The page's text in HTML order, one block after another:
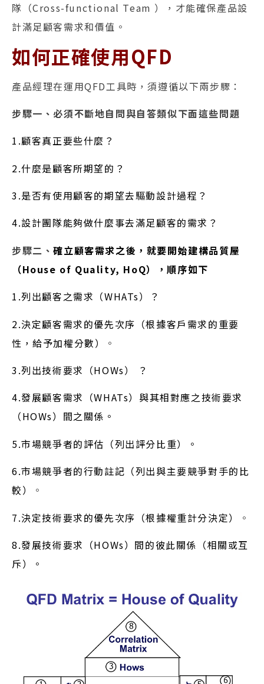
隊（Cross-functional Team ），才能確保產品設
計滿足顧客需求和價值。
如何正確使用QFD
產品經理在運用QFD工具時，須遵循以下兩步驟：
步驟一、必須不斷地自問與自答類似下面這些問題
1.顧客真正要些什麼？
2.什麼是顧客所期望的？
3.是否有使用顧客的期望去驅動設計過程？
4.設計團隊能夠做什麼事去滿足顧客的需求？
步驟二、確立顧客需求之後，就要開始建構品質屋
（House of Quality, HoQ），順序如下
1.列出顧客之需求（WHATs）？
2.決定顧客需求的優先次序（根據客戶需求的重要
性，給予加權分數）
。
3.列出技術要求（HOWs） ？
4.發展顧客需求（WHATs）與其相對應之技術要求
（HOWs）間之關係。
5.市場競爭者的評估（列出評分比重）。
6.市場競爭者的行動註記（列出與主要競爭對手的比
較）
。
7.決定技術要求的優先次序（根據權重計分決定）
。
8.發展技術要求（HOWs）間的彼此關係（相關或互
斥）。